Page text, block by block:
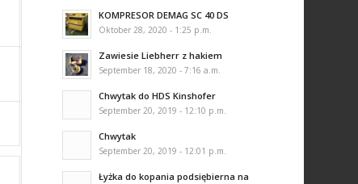
KOMPRESOR DEMAG SC 40 DS
Oktober 28, 2020 - 1:25 p.m.
Zawiesie Liebherr z hakiem
September 18, 2020 - 7:16 a.m.
Chwytak do HDS Kinshofer
September 20, 2019 - 12:10 p.m.
Chwytak
September 20, 2019 - 12:01 p.m.
Łyżka do kopania podsiębierna na